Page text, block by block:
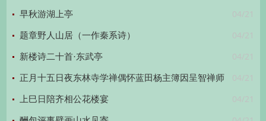
04/21
早秋游湖上亭
04/21
题章野人山居（一作秦系诗）
04/21
新楼诗二十首·东武亭
04/21
正月十五日夜东林寺学禅偶怀蓝田杨主簿因呈智禅师
04/21
上巳日陪齐相公花楼宴